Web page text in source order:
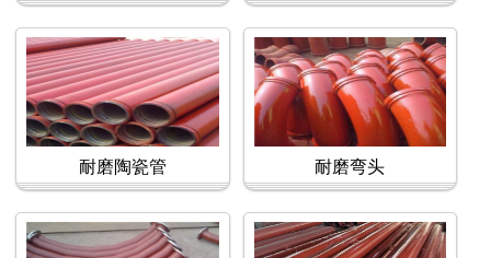
耐磨陶瓷管 耐磨弯头